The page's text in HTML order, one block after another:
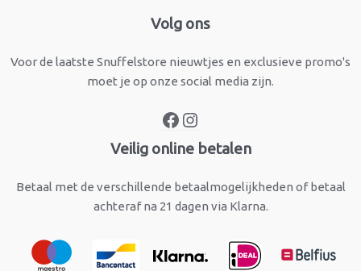
Volg ons
Voor de laatste Snuffelstore nieuwtjes en exclusieve promo's
moet je op onze social media zijn.
Facebook
Veilig online betalen
Betaal met de verschillende betaalmogelijkheden of betaal
achteraf na 21 dagen via Klarna.